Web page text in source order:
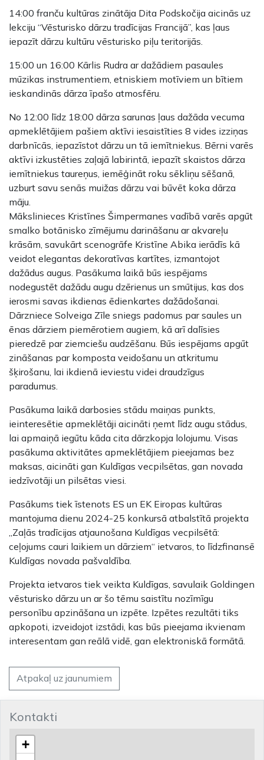
14:00 franču kultūras zinātāja Dita Podskočija aicinās uz
lekciju “Vēsturisko dārzu tradīcijas Francijā”, kas ļaus
iepazīt dārzu kultūru vēsturisko piļu teritorijās.
15:00 un 16:00 Kārlis Rudra ar dažādiem pasaules
mūzikas instrumentiem, etniskiem motīviem un bītiem
ieskandinās dārza īpašo atmosfēru.
No 12:00 līdz 18:00 dārza sarunas ļaus dažāda vecuma
apmeklētājiem pašiem aktīvi iesaistīties 8 vides izziņas
darbnīcās, iepazīstot dārzu un tā iemītniekus. Bērni varēs
aktīvi izkustēties zaļajā labirintā, iepazīt skaistos dārza
iemītniekus taureņus, iemēģināt roku sēkliņu sēšanā,
uzburt savu senās muižas dārzu vai būvēt koka dārza
māju.
Mākslinieces Kristīnes Šimpermanes vadībā varēs apgūt
smalko botānisko zīmējumu darināšanu ar akvareļu
krāsām, savukārt scenogrāfe Kristīne Abika ierādīs kā
veidot elegantas dekoratīvas kartītes, izmantojot
dažādus augus. Pasākuma laikā būs iespējams
nodegustēt dažādu augu dzērienus un smūtijus, kas dos
ierosmi savas ikdienas ēdienkartes dažādošanai.
Dārzniece Solveiga Zīle sniegs padomus par saules un
ēnas dārziem piemērotiem augiem, kā arī dalīsies
pieredzē par ziemciešu audzēšanu. Būs iespējams apgūt
zināšanas par komposta veidošanu un atkritumu
šķirošanu, lai ikdienā ieviestu videi draudzīgus
paradumus.
Pasākuma laikā darbosies stādu maiņas punkts,
ieinteresētie apmeklētāji aicināti ņemt līdz augu stādus,
lai apmaiņā iegūtu kāda cita dārzkopja lolojumu. Visas
pasākuma aktivitātes apmeklētājiem pieejamas bez
maksas, aicināti gan Kuldīgas vecpilsētas, gan novada
iedzīvotāji un pilsētas viesi.
Pasākums tiek īstenots ES un EK Eiropas kultūras
mantojuma dienu 2024-25 konkursā atbalstītā projekta
„Zaļās tradīcijas atjaunošana Kuldīgas vecpilsētā:
ceļojums cauri laikiem un dārziem“ ietvaros, to līdzfinansē
Kuldīgas novada pašvaldība.
Projekta ietvaros tiek veikta Kuldīgas, savulaik Goldingen
vēsturisko dārzu un ar šo tēmu saistītu nozīmīgu
personību apzināšana un izpēte. Izpētes rezultāti tiks
apkopoti, izveidojot izstādi, kas būs pieejama ikvienam
interesentam gan reālā vidē, gan elektroniskā formātā.
Atpakaļ uz jaunumiem
Kontakti
+